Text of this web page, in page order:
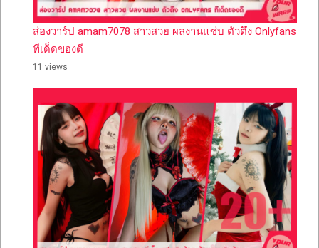
ส่องวาร์ป amam7078 สาวสวย ผลงานแซ่บ ตัวตึง Onlyfans
ทีเด็ดของดี
11 views